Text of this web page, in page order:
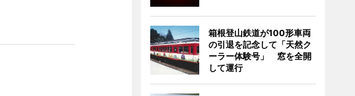
箱根登山鉄道が100形車両
の引退を記念して「天然ク
ーラー体験号」 窓を全開
して運行